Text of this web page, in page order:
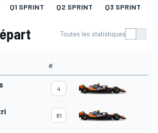
Q1 SPRINT Q2 SPRINT Q3 SPRINT
Toutes les statistiques
#
4
81